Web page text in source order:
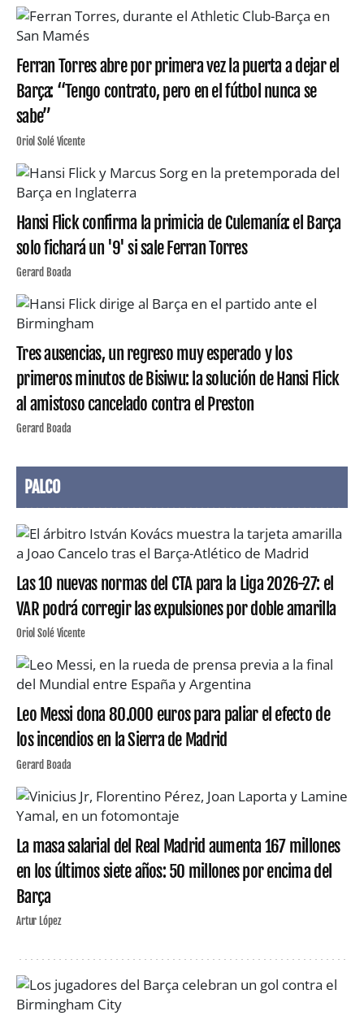
Ferran Torres abre por primera vez la puerta a dejar el
Barça: “Tengo contrato, pero en el fútbol nunca se
sabe”
Oriol Solé Vicente
Hansi Flick confirma la primicia de Culemanía: el Barça
solo fichará un '9' si sale Ferran Torres
Gerard Boada
Tres ausencias, un regreso muy esperado y los
primeros minutos de Bisiwu: la solución de Hansi Flick
al amistoso cancelado contra el Preston
Gerard Boada
PALCO
Las 10 nuevas normas del CTA para la Liga 2026-27: el
VAR podrá corregir las expulsiones por doble amarilla
Oriol Solé Vicente
Leo Messi dona 80.000 euros para paliar el efecto de
los incendios en la Sierra de Madrid
Gerard Boada
La masa salarial del Real Madrid aumenta 167 millones
en los últimos siete años: 50 millones por encima del
Barça
Artur López